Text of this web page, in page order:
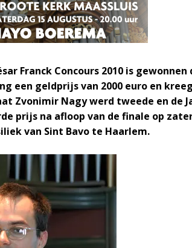
Franck Concours 2010 is gewonnen
een geldprijs van 2000 euro en
Zvonimir Nagy werd tweede en de
prijs na afloop van de finale op
van Sint Bavo te Haarlem.